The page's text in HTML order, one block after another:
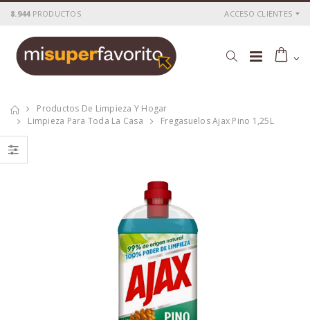
8.944 PRODUCTOS ACCESO CLIENTES
Productos De Limpieza Y Hogar
Limpieza Para Toda La Casa
Fregasuelos Ajax Pino 1,25L
Ajax Estropajo
Jabonoso 7 und.
Precio